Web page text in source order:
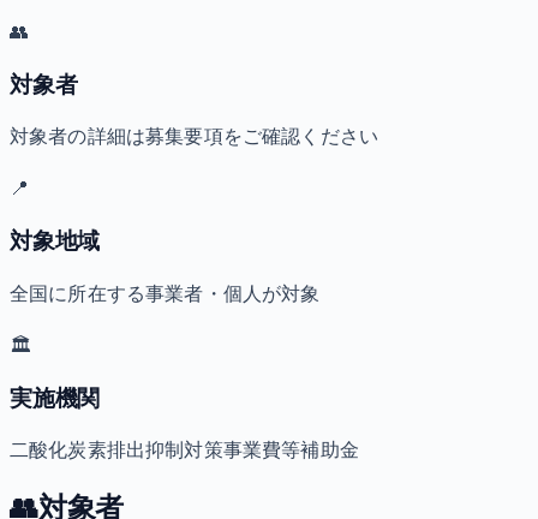
👥
対象者
対象者の詳細は募集要項をご確認ください
📍
対象地域
全国に所在する事業者・個人が対象
🏛️
実施機関
二酸化炭素排出抑制対策事業費等補助金
👥対象者